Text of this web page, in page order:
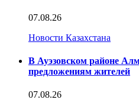
07.08.26
Новости Казахстана
В Ауэзовском районе
предложениям жителей
07.08.26